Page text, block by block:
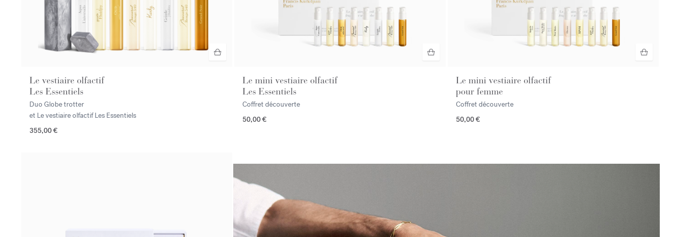
Le vestiaire olfactif
Les Essentiels
Duo Globe trotter
et Le vestiaire olfactif Les Essentiels
355,00 €
Le mini vestiaire olfactif
Les Essentiels
Coffret découverte
50,00 €
Le mini vestiaire olfactif
pour femme
Coffret découverte
50,00 €
<p><span style="color:#ffffff;">Prendre rendez-vous en boutique​</span></p>